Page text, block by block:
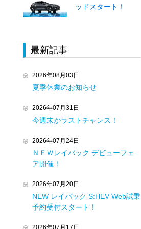
ッドスタート！
最新記事
2026年08月03日
夏季休業のお知らせ
2026年07月31日
今週末がラストチャンス！
2026年07月24日
ＮＥＷレイバック デビューフェ
ア開催！
2026年07月20日
NEW レイバック S:HEV Web試乗
予約受付スタート！
2026年07月17日